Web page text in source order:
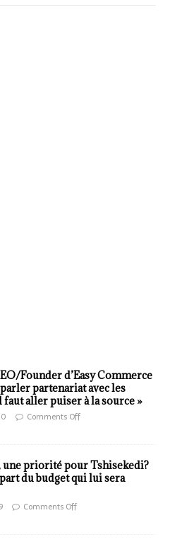
Founder d’Easy Commerce
partenariat avec les
aller puiser à la source »
Comments Off
une priorité pour Tshisekedi?
du budget qui lui sera
Comments Off